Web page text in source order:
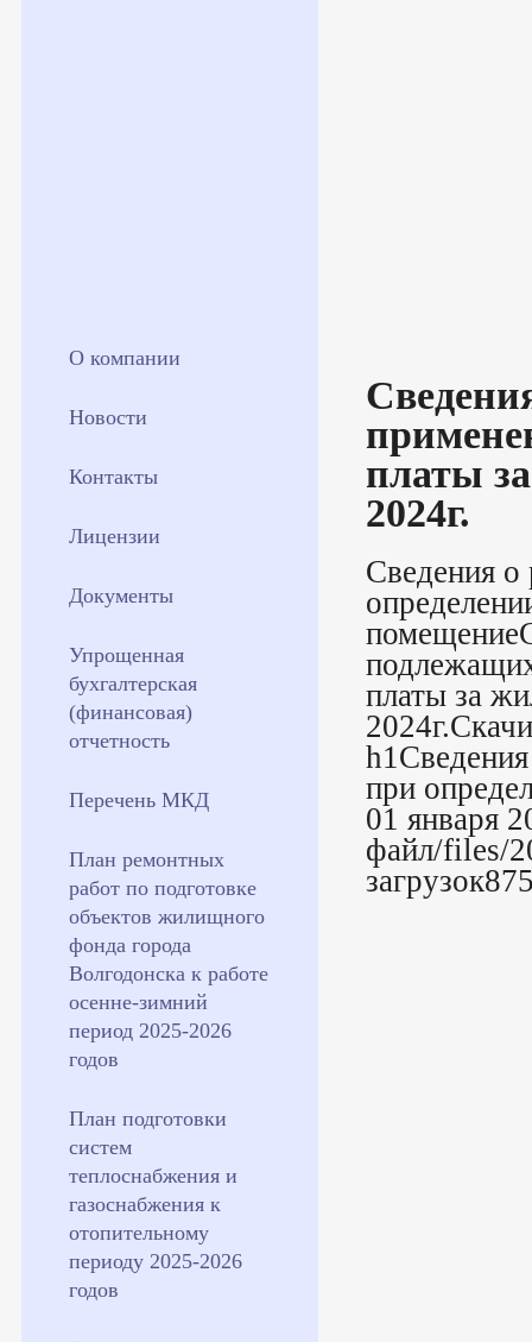
О компании
Новости
Контакты
Лицензии
Документы
Упрощенная
бухгалтерская
(финансовая)
отчетность
Перечень МКД
План ремонтных
работ по подготовке
объектов жилищного
фонда города
Волгодонска к работе
осенне-зимний
период 2025-2026
годов
План подготовки
систем
теплоснабжения и
газоснабжения к
отопительному
периоду 2025-2026
годов
платы
2024г.
Сведения
платы за
при
01 января
файл/files/